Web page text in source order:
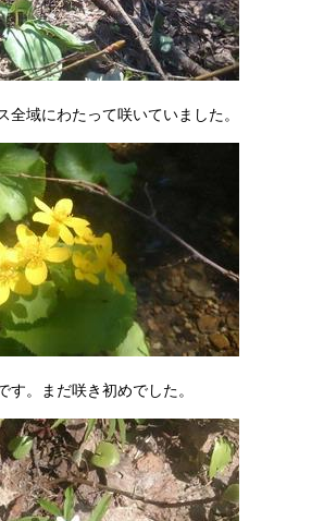
全域にわたって咲いていました。
す。まだ咲き初めでした。